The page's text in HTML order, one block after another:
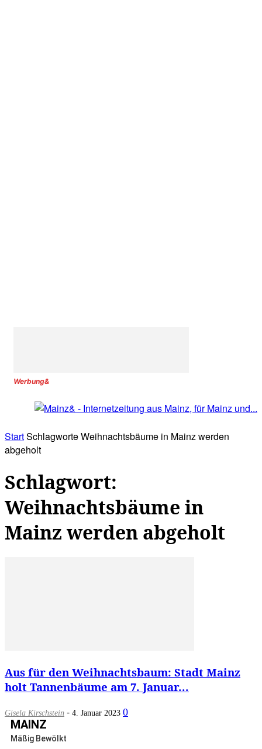
Werbung&
StartSchlagworteWeihnachtsbäume in Mainz werden
abgeholt
Schlagwort:
Weihnachtsbäume in
Mainz werden abgeholt
Aus für den Weihnachtsbaum: Stadt Mainz
holt Tannenbäume am 7. Januar...
Gisela Kirschstein - 4. Januar 2023 0
MAINZ
Mäßig Bewölkt